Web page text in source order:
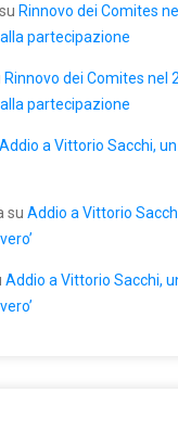
su Rinnovo dei Comites
partecipazione
Rinnovo dei Comites nel
partecipazione
Addio a Vittorio Sacchi,
su Addio a Vittorio
Addio a Vittorio Sacchi,